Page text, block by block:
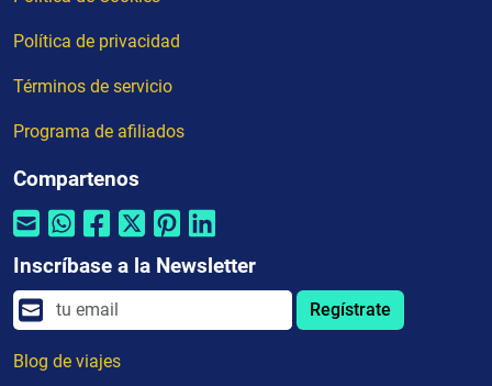
Política de privacidad
Términos de servicio
Programa de afiliados
Compartenos
Inscríbase a la Newsletter
Regístrate
Blog de viajes